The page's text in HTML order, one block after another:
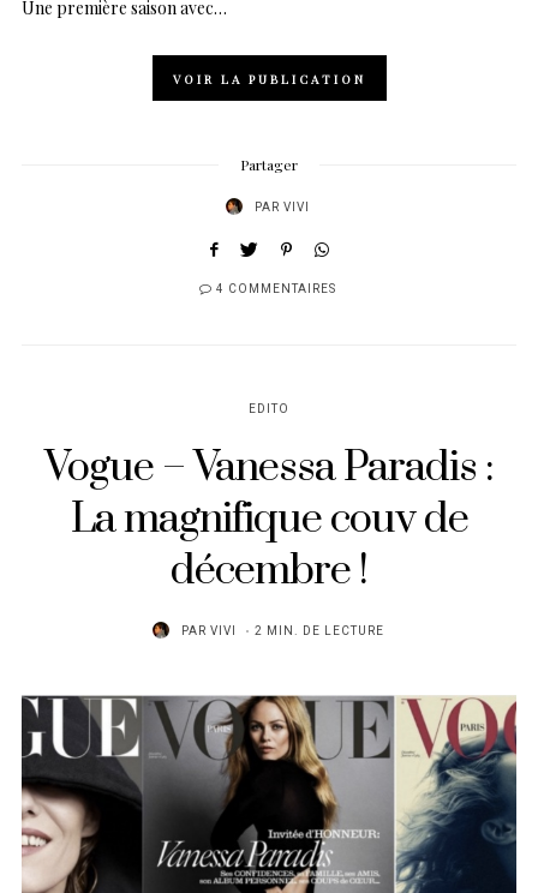
Une première saison avec…
VOIR LA PUBLICATION
Partager
PAR VIVI
4 COMMENTAIRES
EDITO
Vogue – Vanessa Paradis :
La magnifique couv de
décembre !
PAR VIVI 2 MIN. DE LECTURE